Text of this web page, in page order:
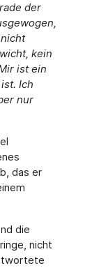
der
kein
ist ein
Ich
nur
das er
die
nicht